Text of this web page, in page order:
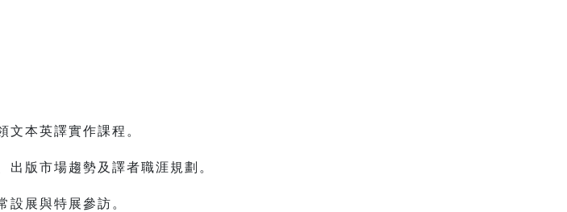
文本英譯實作課程。
出版市場趨勢及譯者職涯規劃。
設展與特展參訪。